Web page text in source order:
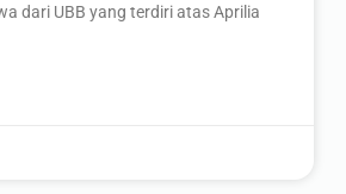
dari UBB yang terdiri atas Aprilia